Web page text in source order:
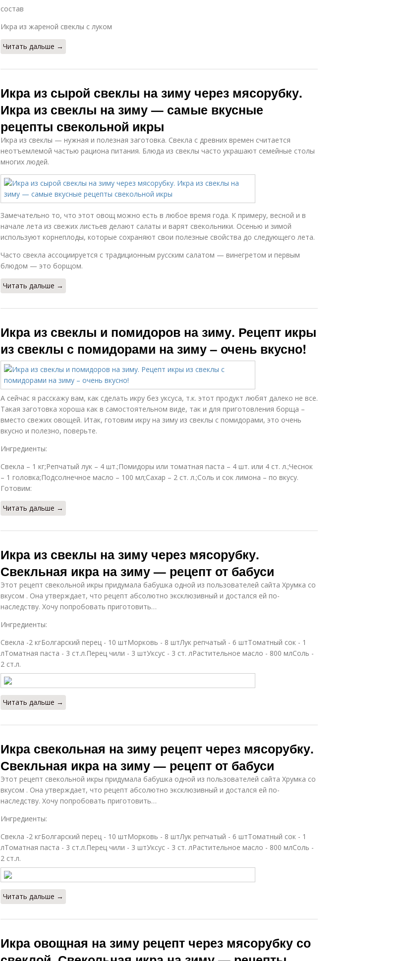
состав
Икра из жареной свеклы с луком
Читать дальше →
Икра из сырой свеклы на зиму через мясорубку.
Икра из свеклы на зиму — самые вкусные
рецепты свекольной икры
Икра из свеклы — нужная и полезная заготовка. Свекла с древних времен считается
неотъемлемой частью рациона питания. Блюда из свеклы часто украшают семейные столы
многих людей.
Замечательно то, что этот овощ можно есть в любое время года. К примеру, весной и в
начале лета из свежих листьев делают салаты и варят свекольники. Осенью и зимой
используют корнеплоды, которые сохраняют свои полезные свойства до следующего лета.
Часто свекла ассоциируется с традиционным русским салатом — винегретом и первым
блюдом — это борщом.
Читать дальше →
Икра из свеклы и помидоров на зиму. Рецепт икры
из свеклы с помидорами на зиму – очень вкусно!
А сейчас я расскажу вам, как сделать икру без уксуса, т.к. этот продукт любят далеко не все.
Такая заготовка хороша как в самостоятельном виде, так и для приготовления борща –
вместо свежих овощей. Итак, готовим икру на зиму из свеклы с помидорами, это очень
вкусно и полезно, поверьте.
Ингредиенты:
Свекла – 1 кг;Репчатый лук – 4 шт.;Помидоры или томатная паста – 4 шт. или 4 ст. л.;Чеснок
– 1 головка;Подсолнечное масло – 100 мл;Сахар – 2 ст. л.;Соль и сок лимона – по вкусу.
Готовим:
Читать дальше →
Икра из свеклы на зиму через мясорубку.
Свекльная икра на зиму — рецепт от бабуси
Этот рецепт свекольной икры придумала бабушка одной из пользователей сайта Хрумка со
вкусом . Она утверждает, что рецепт абсолютно эксклюзивный и достался ей по-
наследству. Хочу попробовать приготовить…
Ингредиенты:
Свекла -2 кгБолгарский перец - 10 штМорковь - 8 штЛук репчатый - 6 штТоматный сок - 1
лТоматная паста - 3 ст.л.Перец чили - 3 штУксус - 3 ст. лРастительное масло - 800 млСоль -
2 ст.л.
Читать дальше →
Икра свекольная на зиму рецепт через мясорубку.
Свекльная икра на зиму — рецепт от бабуси
Этот рецепт свекольной икры придумала бабушка одной из пользователей сайта Хрумка со
вкусом . Она утверждает, что рецепт абсолютно эксклюзивный и достался ей по-
наследству. Хочу попробовать приготовить…
Ингредиенты:
Свекла -2 кгБолгарский перец - 10 штМорковь - 8 штЛук репчатый - 6 штТоматный сок - 1
лТоматная паста - 3 ст.л.Перец чили - 3 штУксус - 3 ст. лРастительное масло - 800 млСоль -
2 ст.л.
Читать дальше →
Икра овощная на зиму рецепт через мясорубку со